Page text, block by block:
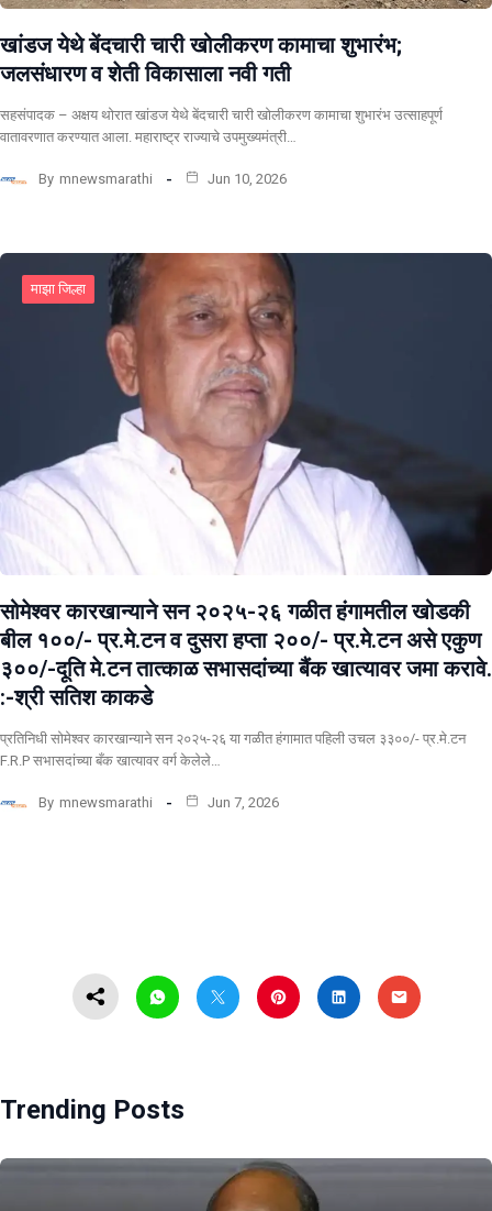
खांडज येथे बेंदचारी चारी खोलीकरण कामाचा शुभारंभ;
जलसंधारण व शेती विकासाला नवी गती
सहसंपादक – अक्षय थोरात खांडज येथे बेंदचारी चारी खोलीकरण कामाचा शुभारंभ उत्साहपूर्ण
वातावरणात करण्यात आला. महाराष्ट्र राज्याचे उपमुख्यमंत्री…
By mnewsmarathi Jun 10, 2026
माझा जिल्हा
सोमेश्वर कारखान्याने सन २०२५-२६ गळीत हंगामतील खोडकी
बील १००/- प्र.मे.टन व दुसरा हप्ता २००/- प्र.मे.टन असे एकुण
३००/-दूति मे.टन तात्काळ सभासदांच्या बैंक खात्यावर जमा करावे.
:-श्री सतिश काकडे
प्रतिनिधी सोमेश्वर कारखान्याने सन २०२५-२६ या गळीत हंगामात पहिली उचल ३३००/- प्र.मे.टन
F.R.P सभासदांच्या बँक खात्यावर वर्ग केलेले…
By mnewsmarathi Jun 7, 2026
Trending Posts